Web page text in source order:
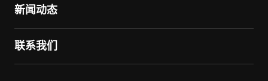
新闻动态
联系我们